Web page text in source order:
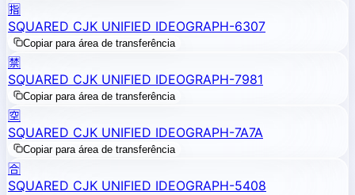
🈯
SQUARED CJK UNIFIED IDEOGRAPH-6307
Copiar para área de transferência
🈲
SQUARED CJK UNIFIED IDEOGRAPH-7981
Copiar para área de transferência
🈳
SQUARED CJK UNIFIED IDEOGRAPH-7A7A
Copiar para área de transferência
🈴
SQUARED CJK UNIFIED IDEOGRAPH-5408